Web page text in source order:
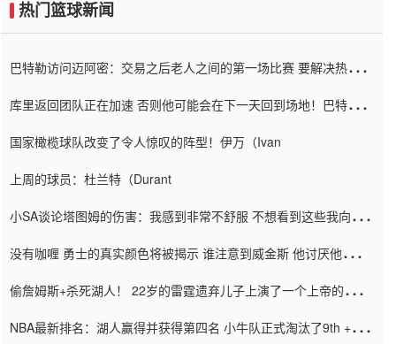
热门篮球新闻
巴特勒访问迈阿密：交易之后老人之间的第一场比赛 要解决热情的
库里返回团队正在加速 否则他可能会在下一天回到场地！巴特勒迈
国家橄榄球队改变了令人惊叹的阵型！伊万（Ivan
上周的球员：杜兰特（Durant
小SA谈论塔图姆的伤害：我感到非常不舒服 不想看到这些我向他
没有咖喱 勇士的真实颜色将被揭示 谁注意到威金斯 他讨厌他的老
偷詹姆斯+杀死湖人！ 22岁的雷霆遗弃儿子上演了一个上帝的剧
NBA最新排名：湖人赢得并获得第四名 小牛队正式淘汰了9th + 76